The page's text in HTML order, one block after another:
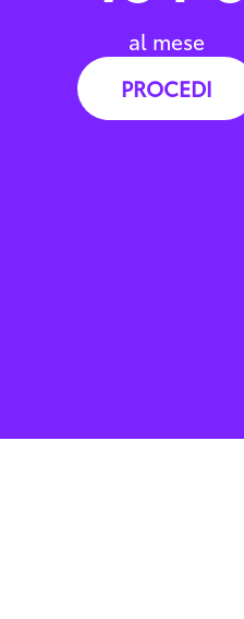
al mese
PROCEDI